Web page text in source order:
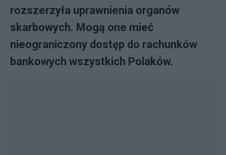
rozszerzyła uprawnienia organów
skarbowych. Mogą one mieć
nieograniczony dostęp do rachunków
bankowych wszystkich Polaków.